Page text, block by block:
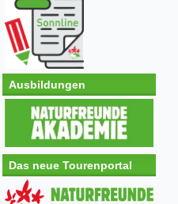
Ausbildungen
Das neue Tourenportal